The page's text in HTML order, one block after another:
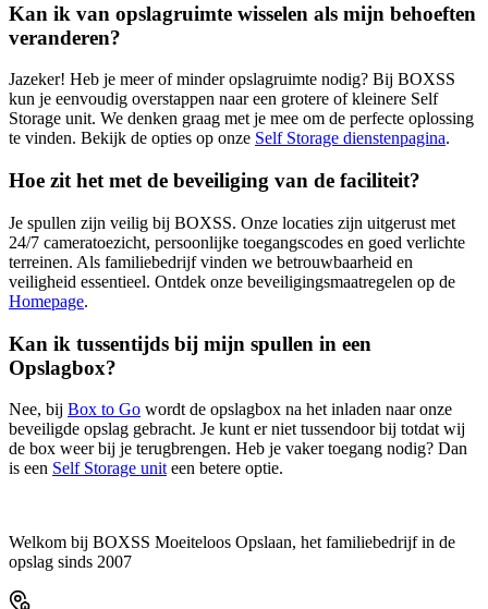
Kan ik van opslagruimte wisselen als mijn behoeften
veranderen?
Jazeker! Heb je meer of minder opslagruimte nodig? Bij BOXSS
kun je eenvoudig overstappen naar een grotere of kleinere Self
Storage unit. We denken graag met je mee om de perfecte oplossing
te vinden. Bekijk de opties op onze Self Storage dienstenpagina.
Hoe zit het met de beveiliging van de faciliteit?
Je spullen zijn veilig bij BOXSS. Onze locaties zijn uitgerust met
24/7 cameratoezicht, persoonlijke toegangscodes en goed verlichte
terreinen. Als familiebedrijf vinden we betrouwbaarheid en
veiligheid essentieel. Ontdek onze beveiligingsmaatregelen op de
Homepage.
Kan ik tussentijds bij mijn spullen in een
Opslagbox?
Nee, bij Box to Go wordt de opslagbox na het inladen naar onze
beveiligde opslag gebracht. Je kunt er niet tussendoor bij totdat wij
de box weer bij je terugbrengen. Heb je vaker toegang nodig? Dan
is een Self Storage unit een betere optie.
Welkom bij BOXSS Moeiteloos Opslaan, het familiebedrijf in de
opslag sinds 2007